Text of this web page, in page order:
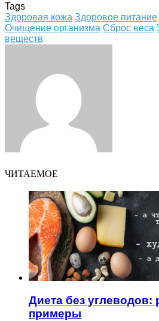
Tags
Здоровая кожа Здоровое питание
Очищение организма Сброс веса
веществ
ЧИТАЕМОЕ
Диета без углеводов:
примеры